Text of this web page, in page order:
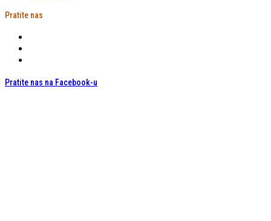
Pratite nas
Pratite nas na Facebook-u